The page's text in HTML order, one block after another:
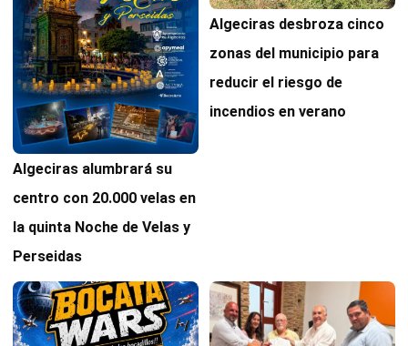
Algeciras alumbrará su
centro con 20.000 velas en
la quinta Noche de Velas y
Perseidas
Algeciras desbroza cinco
zonas del municipio para
reducir el riesgo de
incendios en verano